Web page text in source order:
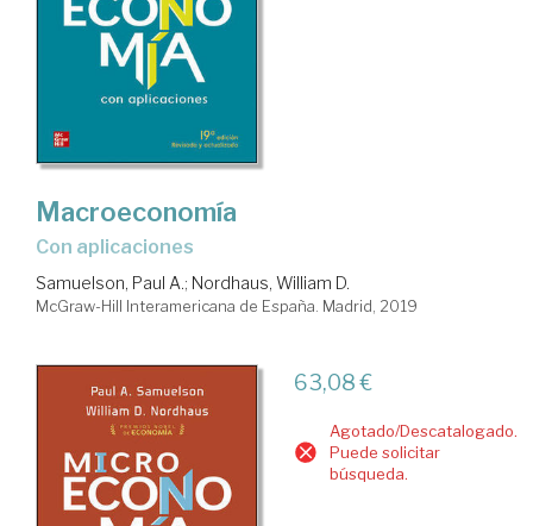
Macroeconomía
con aplicaciones
Samuelson, Paul A.; Nordhaus, William D.
McGraw-Hill Interamericana de España. Madrid, 2019
63,08 €
Agotado/Descatalogado.
Puede solicitar
búsqueda.